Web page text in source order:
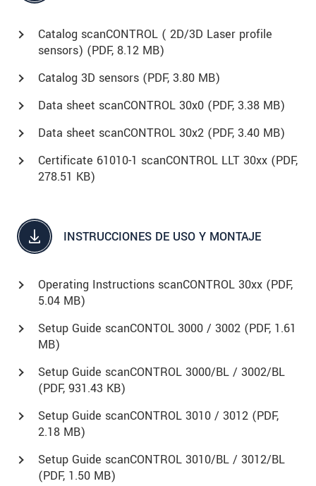
Catalog scanCONTROL ( 2D/3D Laser profile
sensors) (PDF, 8.12 MB)
Catalog 3D sensors (PDF, 3.80 MB)
Data sheet scanCONTROL 30x0 (PDF, 3.38 MB)
Data sheet scanCONTROL 30x2 (PDF, 3.40 MB)
Certificate 61010-1 scanCONTROL LLT 30xx (PDF,
278.51 KB)
INSTRUCCIONES DE USO Y MONTAJE
Operating Instructions scanCONTROL 30xx (PDF,
5.04 MB)
Setup Guide scanCONTOL 3000 / 3002 (PDF, 1.61
MB)
Setup Guide scanCONTROL 3000/BL / 3002/BL
(PDF, 931.43 KB)
Setup Guide scanCONTROL 3010 / 3012 (PDF,
2.18 MB)
Setup Guide scanCONTROL 3010/BL / 3012/BL
(PDF, 1.50 MB)